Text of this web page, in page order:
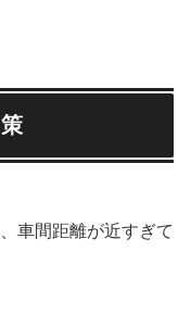
車間距離が近すぎて